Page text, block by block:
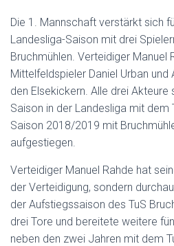
Die 1. Mannschaft verstärkt sich
Landesliga-Saison mit drei
Bruchmühlen. Verteidiger Manuel
Mittelfeldspieler Daniel Urban und
den Elsekickern. Alle drei Akteure
Saison in der Landesliga mit dem
Saison 2018/2019 mit
aufgestiegen.
Verteidiger Manuel Rahde hat
der Verteidigung, sondern
der Aufstiegssaison des TuS
drei Tore und bereitete weitere
neben den zwei Jahren mit dem